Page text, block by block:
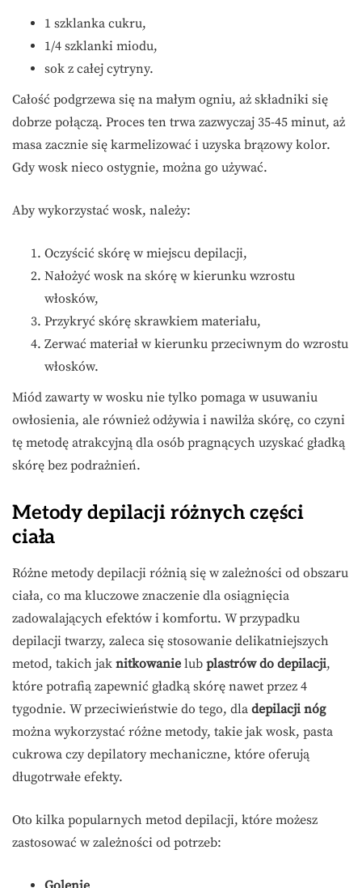
1 szklanka cukru,
1/4 szklanki miodu,
sok z całej cytryny.
Całość podgrzewa się na małym ogniu, aż składniki się
dobrze połączą. Proces ten trwa zazwyczaj 35-45 minut, aż
masa zacznie się karmelizować i uzyska brązowy kolor.
Gdy wosk nieco ostygnie, można go używać.
Aby wykorzystać wosk, należy:
Oczyścić skórę w miejscu depilacji,
Nałożyć wosk na skórę w kierunku wzrostu
włosków,
Przykryć skórę skrawkiem materiału,
Zerwać materiał w kierunku przeciwnym do wzrostu
włosków.
Miód zawarty w wosku nie tylko pomaga w usuwaniu
owłosienia, ale również odżywia i nawilża skórę, co czyni
tę metodę atrakcyjną dla osób pragnących uzyskać gładką
skórę bez podrażnień.
Metody depilacji różnych części
ciała
Różne metody depilacji różnią się w zależności od obszaru
ciała, co ma kluczowe znaczenie dla osiągnięcia
zadowalających efektów i komfortu. W przypadku
depilacji twarzy, zaleca się stosowanie delikatniejszych
metod, takich jak nitkowanie lub plastrów do depilacji,
które potrafią zapewnić gładką skórę nawet przez 4
tygodnie. W przeciwieństwie do tego, dla depilacji nóg
można wykorzystać różne metody, takie jak wosk, pasta
cukrowa czy depilatory mechaniczne, które oferują
długotrwałe efekty.
Oto kilka popularnych metod depilacji, które możesz
zastosować w zależności od potrzeb: